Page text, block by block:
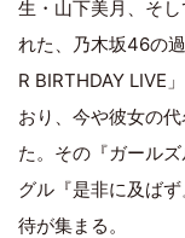
生・山下美月、そ
れた、乃木坂46の
R BIRTHDAY LIVE
おり、今や彼女の
た。その『ガール
グル『是非に及ば
待が集まる。